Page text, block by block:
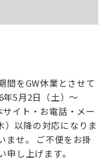
間をGW休業とさせて
年5月2日（土）～
イト・お電話・メー
以降の対応になりま
ませ。 ご不便をお掛
し上げます。